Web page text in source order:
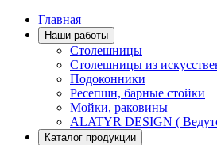
Главная
Наши работы
Столешницы
Столешницы из
Подоконники
Ресепшн, барные стойки
Мойки, раковины
ALATYR DESIGN (
Каталог продукции